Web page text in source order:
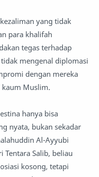
yang tidak
tegas terhadap
mengenal diplomasi
dengan mereka
Muslim.
hanya bisa
nyata, bukan sekadar
Al-Ayyubi
Tentara Salib, beliau
kosong, tetapi